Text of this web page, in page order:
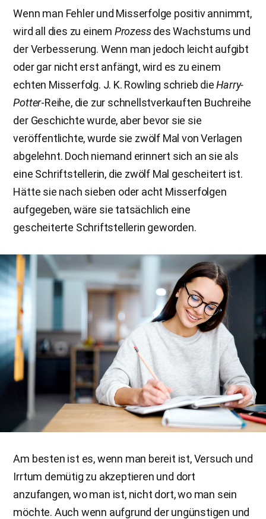
Wenn man Fehler und Misserfolge positiv annimmt,
wird all dies zu einem Prozessdes Wachstums und
der Verbesserung. Wenn man jedoch leicht aufgibt
oder gar nicht erst anfängt, wird es zu einem
echten Misserfolg. J. K. Rowling schrieb dieHarry-
Potter-Reihe, die zur schnellstverkauften Buchreihe
der Geschichte wurde, aber bevor sie sie
veröffentlichte, wurde sie zwölf Mal von Verlagen
abgelehnt. Doch niemand erinnert sich an sie als
eine Schriftstellerin, die zwölf Mal gescheitert ist.
Hätte sie nach sieben oder acht Misserfolgen
aufgegeben, wäre sie tatsächlich eine
gescheiterte Schriftstellerin geworden.
Am besten ist es, wenn man bereit ist, Versuch und
Irrtum demütig zu akzeptieren und dort
anzufangen, wo man ist, nicht dort, wo man sein
möchte. Auch wenn aufgrund der ungünstigen und